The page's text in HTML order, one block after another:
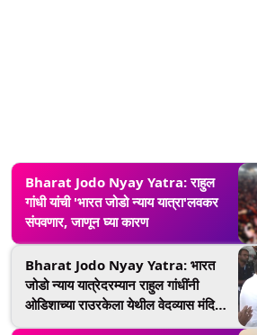
Bharat Jodo Nyay Yatra: राहुल
गांधी यांची 'भारत जोडो न्याय यात्रा'लवकर
संपवणार, जाणून घ्या कारण
Bharat Jodo Nyay Yatra: भारत
जोडो न्याय यात्रेदरम्यान राहुल गांधींनी
ओडिशाच्या राउरकेला येथील वेदव्यास मंदिरात
केली प्रार्थना